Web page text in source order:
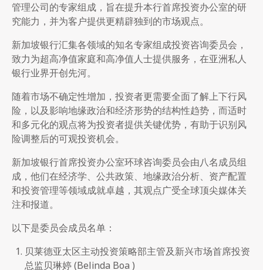
管理公司的专家组成，旨在提升本行首席投资办公室的研
究能力，并为客户提供更精辟独到的市场观点。
新加坡银行汇集各领域的知名专家组成投资咨询委员会，
致力为超高净值家庭和高净值人士提供服务，在亚洲私人
银行业界开创先河。
随着市场不确定性增加，投资者更需要全面了解上下行风
险，以及影响地缘政治和经济形势的结构性趋势，而适时
和多元化的观点将为投资者提供关键优势，有助于识别风
险调整后的可观投资机会。
新加坡银行首席投资办公室环球咨询委员会由八名成员组
成，他们在经济学、公共政策、地缘政治分析、资产配置
和投资管理等领域成就卓越，其观点广受全球顶尖媒体关
注和报道。
以下是委员会成员名单：
贝莱德亚太区主动投资策略部主管及新兴市场首席投资
总监贝琳婷 (Belinda Boa )